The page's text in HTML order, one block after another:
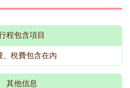
程包含項目
、稅費包含在內
其他信息